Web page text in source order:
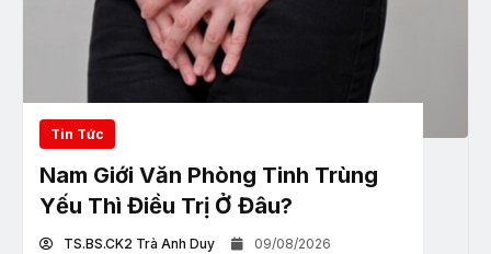
Tin Tức
Nam Giới Văn Phòng Tinh Trùng
Yếu Thì Điều Trị Ở Đâu?
TS.BS.CK2 Trà Anh Duy 09/08/2026